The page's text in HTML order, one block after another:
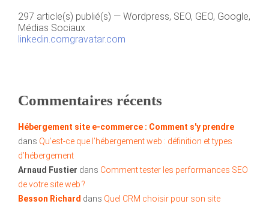
297 article(s) publié(s) — Wordpress, SEO, GEO, Google,
Médias Sociaux
linkedin.comgravatar.com
Commentaires récents
Hébergement site e-commerce : Comment s'y prendre
dans Qu’est-ce que l’hébergement web : définition et types
d’hébergement
Arnaud Fustier dans Comment tester les performances SEO
de votre site web ?
Besson Richard dans Quel CRM choisir pour son site